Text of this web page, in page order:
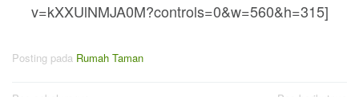
v=kXXUlNMJA0M?controls=0&w=560&h=315]
Posting pada Rumah Taman